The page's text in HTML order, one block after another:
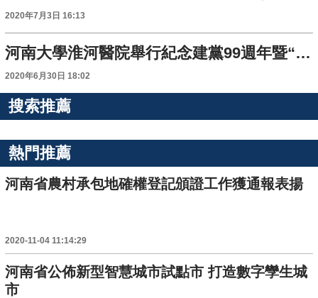
2020年7月3日 16:13
河南大學淮河醫院舉行紀念建黨99週年暨“兩優一先”表彰大會
2020年6月30日 18:02
搜索推薦
熱門推薦
河南省農村承包地確權登記頒證工作獲通報表揚
2020-11-04 11:14:29
河南省公佈新型智慧城市試點市 打造數字孿生城
市